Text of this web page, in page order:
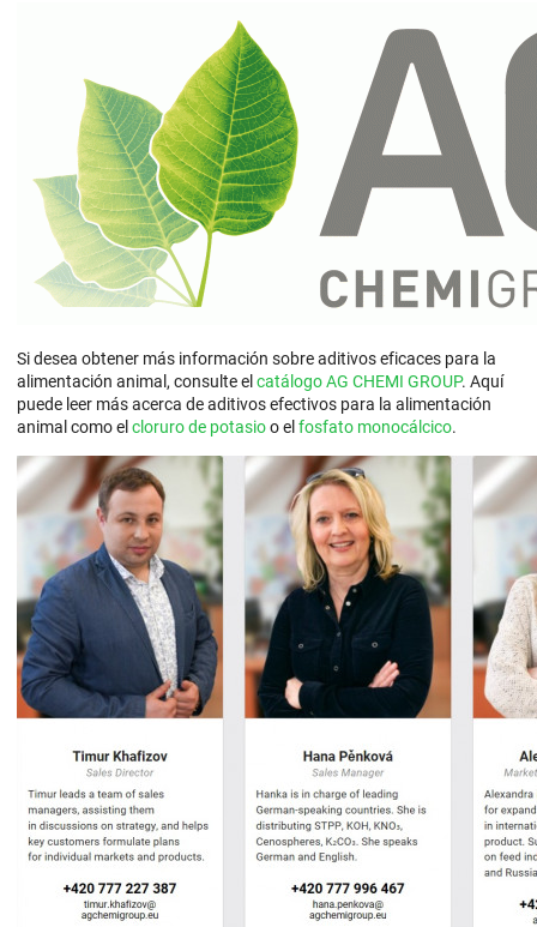
Si desea obtener más información sobre aditivos eficaces para la
alimentación animal, consulte el catálogo AG CHEMI GROUP. Aquí
puede leer más acerca de aditivos efectivos para la alimentación
animal como el cloruro de potasioo el fosfato monocálcico.